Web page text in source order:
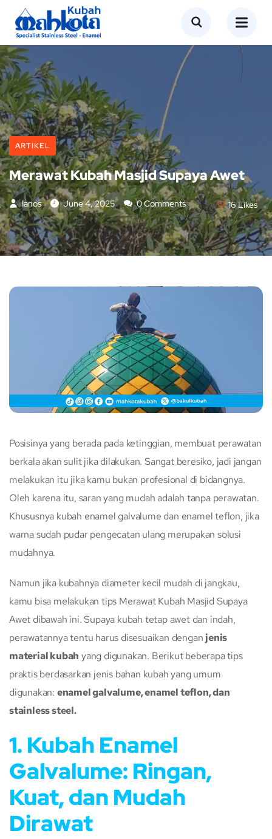
ARTIKEL
Merawat Kubah Masjid Supaya Awet
Ianos June 4, 2025 0 Comments 16 Likes
Posisinya yang berada pada ketinggian, membuat perawatan
berkala akan sulit jika dilakukan. Sangat beresiko, jadi jangan
melakukan itu jika kamu bukan profesional di bidangnya.
Oleh karena itu, saran yang mudah adalah tanpa perawatan.
Khususnya kubah enamel galvalume dan enamel teflon, jika
warna sudah pudar pengecatan ulang merupakan solusi
mudahnya.
Namun jika kubahnya diameter kecil mudah di jangkau,
kamu bisa melakukan tips Merawat Kubah Masjid Supaya
Awet dibawah ini. Supaya kubah tetap awet dan indah,
perawatannya tentu harus disesuaikan dengan jenis
material kubah yang digunakan. Berikut beberapa tips
praktis berdasarkan jenis bahan kubah yang umum
digunakan: enamel galvalume, enamel teflon, dan
stainless steel.
1. Kubah Enamel
Galvalume: Ringan,
Kuat, dan Mudah
Dirawat